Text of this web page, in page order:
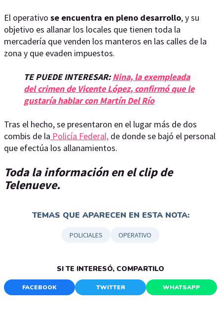
El operativo se encuentra en pleno desarrollo, y su
objetivo es allanar los locales que tienen toda la
mercadería que venden los manteros en las calles de la
zona y que evaden impuestos.
TE PUEDE INTERESAR:Nina, la exempleada
del crimen de Vicente López, confirmó que le
gustaría hablar con Martín Del Río
Tras el hecho, se presentaron en el lugar más de dos
combis de la Policía Federal, de donde se bajó el personal
que efectúa los allanamientos.
Toda la información en el clip de
Telenueve.
TEMAS QUE APARECEN EN ESTA NOTA:
POLICIALES OPERATIVO
SI TE INTERESÓ, COMPARTILO
FACEBOOK TWITTER WHATSAPP